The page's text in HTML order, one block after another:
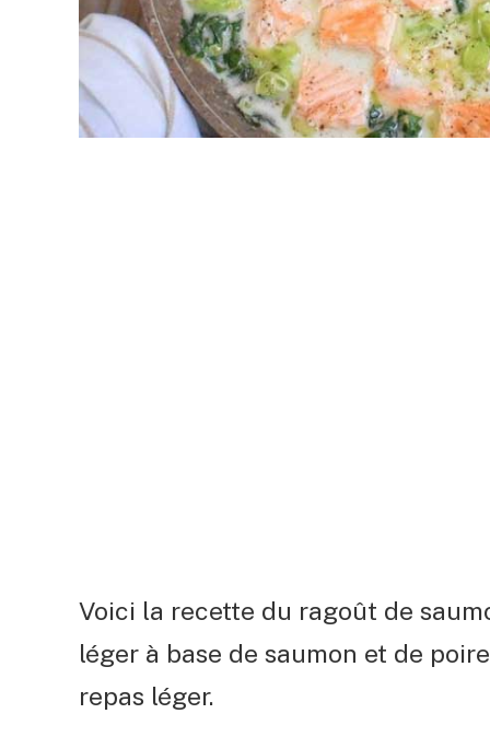
Voici la recette du ragoût de
léger à base de saumon et de
repas léger.